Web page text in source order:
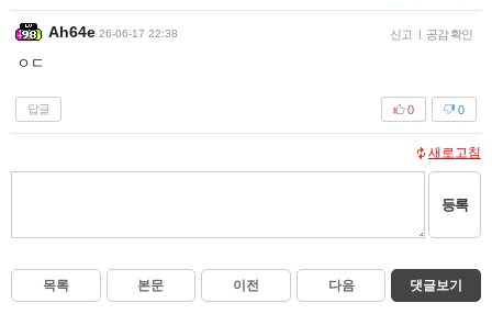
Ah64e 26-06-17 22:38 신고 | 공감 확인
ㅇㄷ
답글 0
0
새로고침
등록
목록 본문 이전 다음 댓글보기